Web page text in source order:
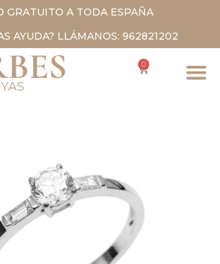
GRATUITO A TODA ESPAÑA
AYUDA? LLÁMANOS: 962821202
0